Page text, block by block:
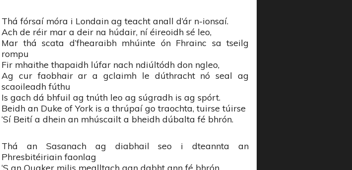
Thá fórsaí móra i Londain ag teacht anall d’ár n-ionsaí.
Ach de réir mar a deir na húdair, ní éireoidh sé leo,
Mar thá scata d’fhearaibh mhúinte ón Fhrainc sa tseilg
rompu
Fir mhaithe thapaidh lúfar nach ndiúltódh don ngleo,
Ag cur faobhair ar a gclaimh le dúthracht nó seal ag
scaoileadh fúthu
Is gach dá bhfuil ag tnúth leo ag súgradh is ag spórt.
Beidh an Duke of York is a thrúpaí go traochta, tuirse túirse
‘Sí Beití a dhein an mhúscailt a bheidh dúbalta fé bhrón.
Thá an Sasanach ag diabhail seo i dteannta an
Phresbitéiriain faonlag
‘S an Quaker milis mealltach gan dabht ann fé bhrón